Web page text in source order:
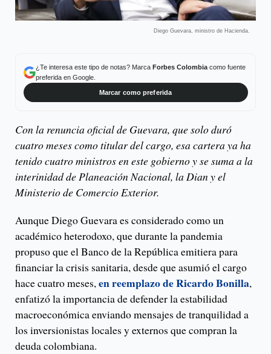
Diego Guevara, ministro de Hacienda.
¿Te interesa este tipo de notas? Marca Forbes Colombiacomo fuente
preferida en Google.
Marcar como preferida
Con la renuncia oficial de Guevara, que solo duró
cuatro meses como titular del cargo, esa cartera ya ha
tenido cuatro ministros en este gobierno y se suma a la
interinidad de Planeación Nacional, la Dian y el
Ministerio de Comercio Exterior.
Aunque Diego Guevara es considerado como un
académico heterodoxo, que durante la pandemia
propuso que el Banco de la República emitiera para
financiar la crisis sanitaria, desde que asumió el cargo
hace cuatro meses,en reemplazo de Ricardo Bonilla,
enfatizó la importancia de defender la estabilidad
macroeconómica enviando mensajes de tranquilidad a
los inversionistas locales y externos que compran la
deuda colombiana.